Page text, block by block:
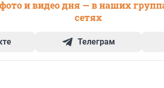
и видео дня — в наших
сетях
Телеграм